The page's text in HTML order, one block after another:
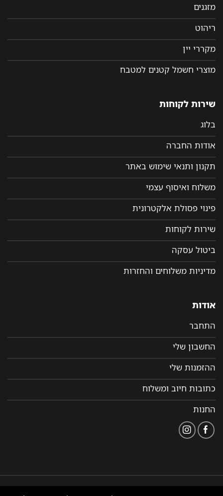
מזגנים
ריהוט
מקררי יין
מוצרי חשמל קטנים למטבח
שירות לקוחות
בלוג
אודות החברה
תקנון ותנאי שימוש באתר
משלוח ואיסוף עצמי
פינוי פסולת אלקטרונית
שירות לקוחות
ביטול עסקה
מדיניות משלוחים והחזרות
אודות
התחבר
החשבון שלי
ההזמנות שלי
כתובות חיוב ומשלוח
החנות